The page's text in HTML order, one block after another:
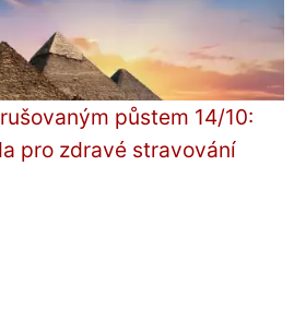
půstem 14/10:
pro zdravé stravování